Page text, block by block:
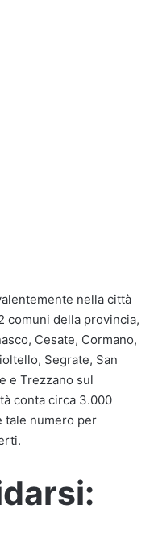
nella città
comuni della provincia,
Cesate, Cormano,
Segrate, San
e Trezzano sul
conta circa 3.000
tale numero per